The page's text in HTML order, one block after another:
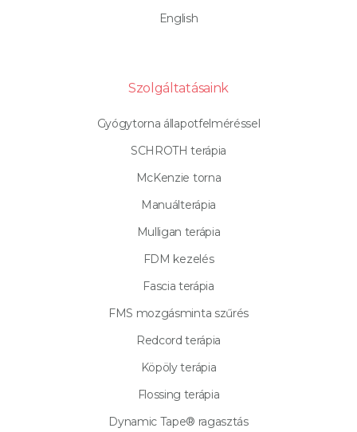
English
Szolgáltatásaink
Gyógytorna állapotfelméréssel
SCHROTH terápia
McKenzie torna
Manuálterápia
Mulligan terápia
FDM kezelés
Fascia terápia
FMS mozgásminta szűrés
Redcord terápia
Köpöly terápia
Flossing terápia
Dynamic Tape® ragasztás